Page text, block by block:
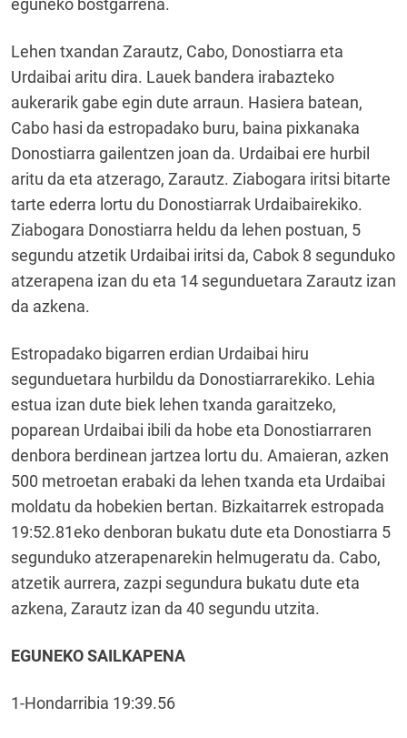
eguneko bostgarrena.
Lehen txandan Zarautz, Cabo, Donostiarra eta
Urdaibai aritu dira. Lauek bandera irabazteko
aukerarik gabe egin dute arraun. Hasiera batean,
Cabo hasi da estropadako buru, baina pixkanaka
Donostiarra gailentzen joan da. Urdaibai ere hurbil
aritu da eta atzerago, Zarautz. Ziabogara iritsi bitarte
tarte ederra lortu du Donostiarrak Urdaibairekiko.
Ziabogara Donostiarra heldu da lehen postuan, 5
segundu atzetik Urdaibai iritsi da, Cabok 8 segunduko
atzerapena izan du eta 14 segunduetara Zarautz izan
da azkena.
Estropadako bigarren erdian Urdaibai hiru
segunduetara hurbildu da Donostiarrarekiko. Lehia
estua izan dute biek lehen txanda garaitzeko,
poparean Urdaibai ibili da hobe eta Donostiarraren
denbora berdinean jartzea lortu du. Amaieran, azken
500 metroetan erabaki da lehen txanda eta Urdaibai
moldatu da hobekien bertan. Bizkaitarrek estropada
19:52.81eko denboran bukatu dute eta Donostiarra 5
segunduko atzerapenarekin helmugeratu da. Cabo,
atzetik aurrera, zazpi segundura bukatu dute eta
azkena, Zarautz izan da 40 segundu utzita.
EGUNEKO SAILKAPENA
1-Hondarribia 19:39.56